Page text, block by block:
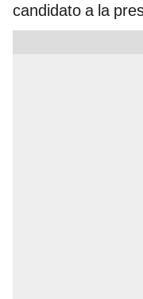
candidato a la